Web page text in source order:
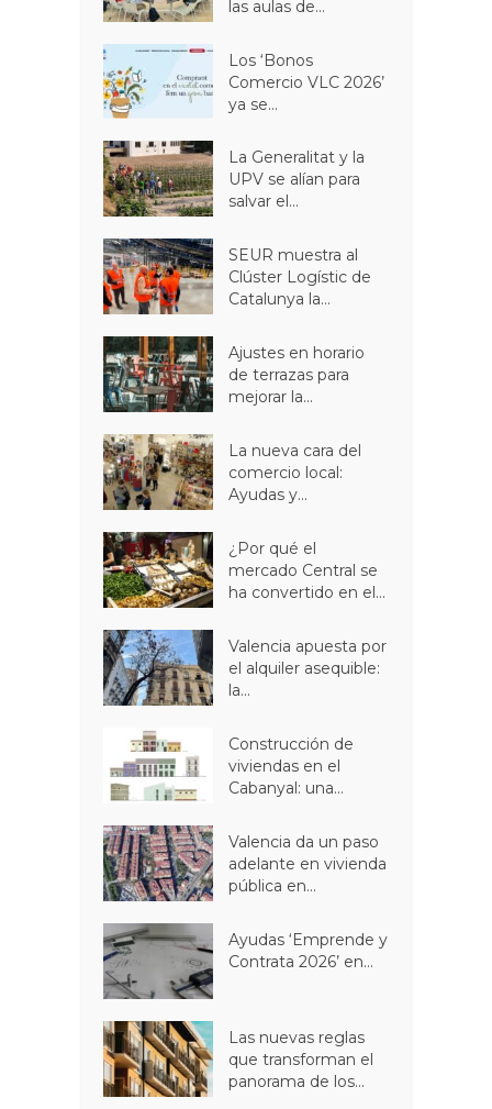
las aulas de...
Los ‘Bonos
Comercio VLC 2026’
ya se...
La Generalitat y la
UPV se alían para
salvar el...
SEUR muestra al
Clúster Logístic de
Catalunya la...
Ajustes en horario
de terrazas para
mejorar la...
La nueva cara del
comercio local:
Ayudas y...
¿Por qué el
mercado Central se
ha convertido en el...
Valencia apuesta por
el alquiler asequible:
la...
Construcción de
viviendas en el
Cabanyal: una...
Valencia da un paso
adelante en vivienda
pública en...
Ayudas ‘Emprende y
Contrata 2026’ en...
Las nuevas reglas
que transforman el
panorama de los...